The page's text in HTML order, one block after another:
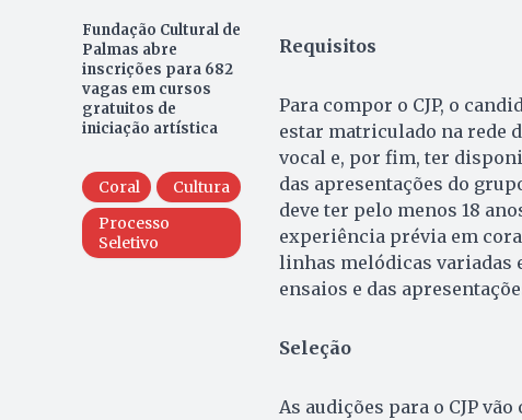
Fundação Cultural de
Palmas abre
inscrições para 682
vagas em cursos
gratuitos de
iniciação artística
Coral
Cultura
Processo
Seletivo
Requisitos
Para compor o CJP, o
estar matriculado na rede
vocal e, por fim, ter
das apresentações do
deve ter pelo menos 18
experiência prévia em
linhas melódicas variadas
ensaios e das
Seleção
As audições para o CJP